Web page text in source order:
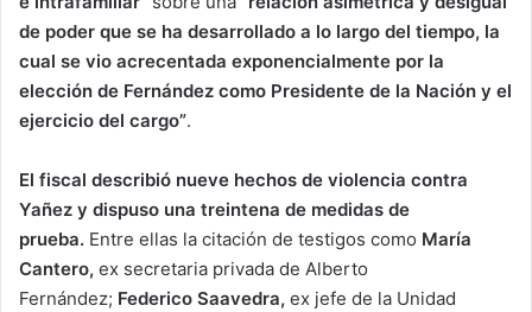
de poder que se ha desarrollado a lo largo del tiempo, la
cual se vio acrecentada exponencialmente por la
elección de Fernández como Presidente de la Nación y el
ejercicio del cargo”.
El fiscal describió nueve hechos de violencia contra
Yañez y dispuso una treintena de medidas de
prueba. Entre ellas la citación de testigos como María
Cantero, ex secretaria privada de Alberto
Fernández; Federico Saavedra, ex jefe de la Unidad